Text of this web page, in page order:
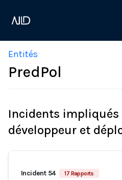
Entités
PredPol
Incidents impliqués
développeur et
Incident 54 17 Rapports